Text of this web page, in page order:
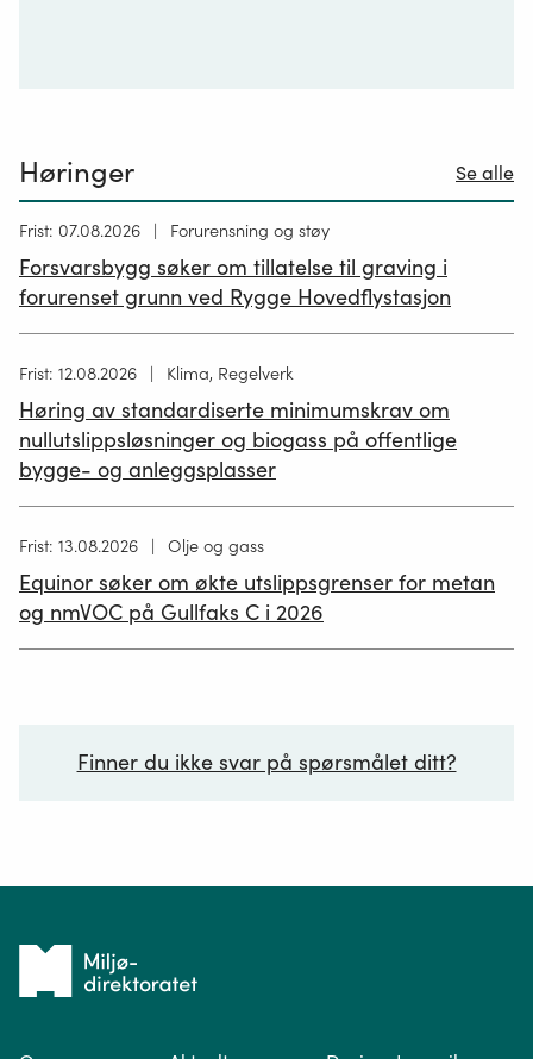
Høringer Se alle
Høring
publisert
26.06.2026
Frist: 07.08.2026 Forurensning og støy
Forsvarsbygg søker om tillatelse til graving i
forurenset grunn ved Rygge Hovedflystasjon
Høring
publisert
12.05.2026
Frist: 12.08.2026 Klima, Regelverk
Høring av standardiserte minimumskrav om
nullutslippsløsninger og biogass på offentlige
bygge- og anleggsplasser
Høring
publisert
02.07.2026
Frist: 13.08.2026 Olje og gass
Equinor søker om økte utslippsgrenser for metan
og nmVOC på Gullfaks C i 2026
Finner du ikke svar på spørsmålet ditt?
Tilbake